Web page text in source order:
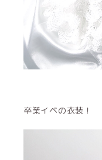
卒業イベの衣装！